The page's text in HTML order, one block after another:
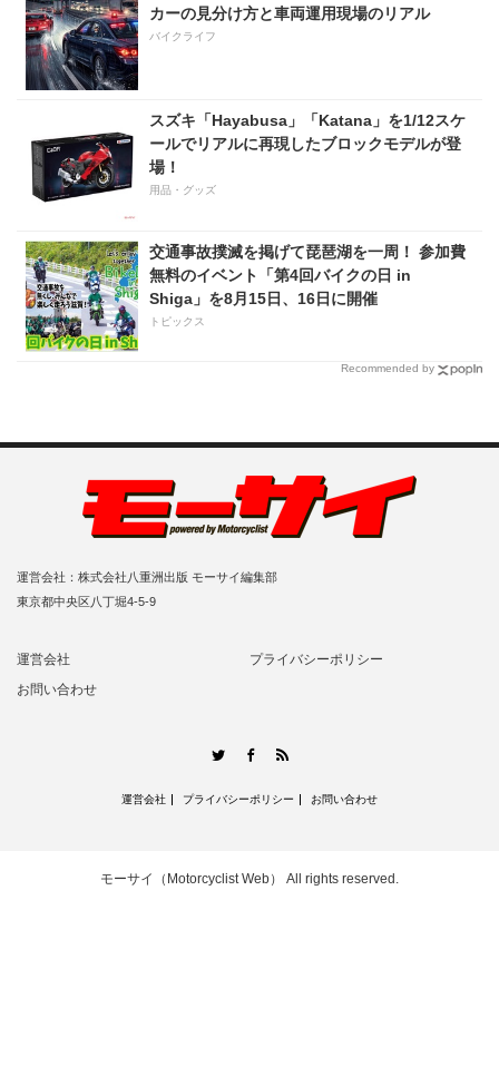
カーの見分け方と車両運用現場のリアル
バイクライフ
スズキ「Hayabusa」「Katana」を1/12スケ
ールでリアルに再現したブロックモデルが登
場！
用品・グッズ
交通事故撲滅を掲げて琵琶湖を一周！ 参加費
無料のイベント「第4回バイクの日 in
Shiga」を8月15日、16日に開催
トピックス
Recommended by
運営会社：株式会社八重洲出版 モーサイ編集部
東京都中央区八丁堀4-5-9
運営会社
プライバシーポリシー
お問い合わせ
TwitterFacebook
運営会社 プライバシーポリシー お問い合わせ
モーサイ（Motorcyclist Web） All rights reserved.